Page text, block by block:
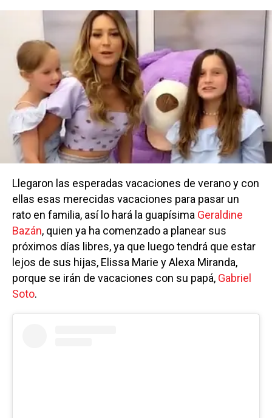
Llegaron las esperadas vacaciones de verano y con
ellas esas merecidas vacaciones para pasar un
rato en familia, así lo hará la guapísima Geraldine
Bazán, quien ya ha comenzado a planear sus
próximos días libres, ya que luego tendrá que estar
lejos de sus hijas, Elissa Marie y Alexa Miranda,
porque se irán de vacaciones con su papá, Gabriel
Soto.